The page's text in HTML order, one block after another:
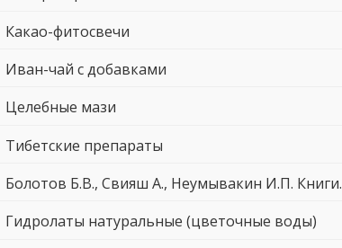
Какао-фитосвечи
Иван-чай с добавками
Целебные мази
Тибетские препараты
Болотов Б.В., Свияш А., Неумывакин И.П. Книги.
Гидролаты натуральные (цветочные воды)